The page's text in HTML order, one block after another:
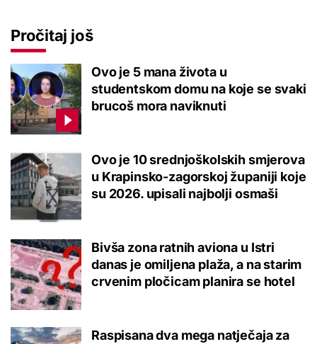
Pročitaj još
Ovo je 5 mana života u
studentskom domu na koje se svaki
brucoš mora naviknuti
Ovo je 10 srednjoškolskih smjerova
u Krapinsko-zagorskoj županiji koje
su 2026. upisali najbolji osmaši
Bivša zona ratnih aviona u Istri
danas je omiljena plaža, a na starim
crvenim pločicam planira se hotel
Raspisana dva mega natječaja za